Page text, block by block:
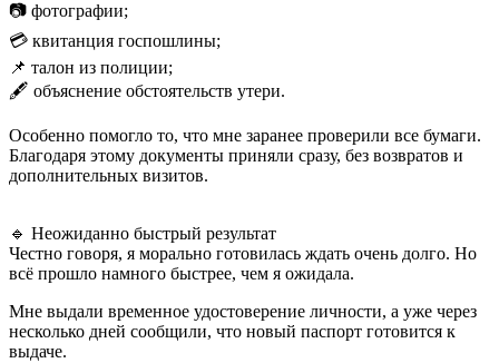
📷 фотографии;
💳 квитанция госпошлины;
📌 талон из полиции;
🖋️ объяснение обстоятельств утери.
Особенно помогло то, что мне заранее проверили все бумаги.
Благодаря этому документы приняли сразу, без возвратов и
дополнительных визитов.
🔹 Неожиданно быстрый результат
Честно говоря, я морально готовилась ждать очень долго. Но
всё прошло намного быстрее, чем я ожидала.
Мне выдали временное удостоверение личности, а уже через
несколько дней сообщили, что новый паспорт готовится к
выдаче.